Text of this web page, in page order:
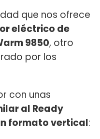
que nos ofrece
eléctrico de
9850, otro
por los
con unas
al Ready
formato vertical: